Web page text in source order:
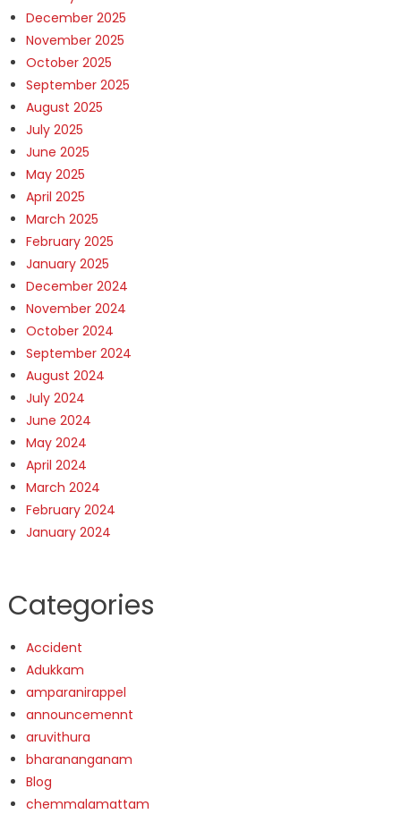
December 2025
November 2025
October 2025
September 2025
August 2025
July 2025
June 2025
May 2025
April 2025
March 2025
February 2025
January 2025
December 2024
November 2024
October 2024
September 2024
August 2024
July 2024
June 2024
May 2024
April 2024
March 2024
February 2024
January 2024
Categories
Accident
Adukkam
amparanirappel
announcemennt
aruvithura
bharananganam
Blog
chemmalamattam